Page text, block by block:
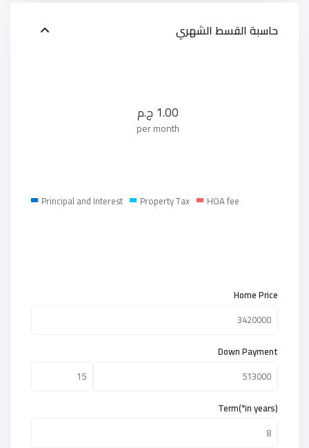
حاسبة القسط الشهري
1.00 ج.م
per month
Principal and Interest Property Tax HOA fee
Home Price
Down Payment
Term(*in years)